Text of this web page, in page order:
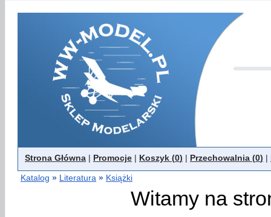
Strona Główna | Promocje | Koszyk (0) | Przechowalnia (0) |
Katalog » Literatura » Książki
Witamy na